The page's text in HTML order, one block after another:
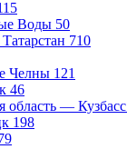
Воды 50
710
Челны 121
46
область — Кузбасс
198